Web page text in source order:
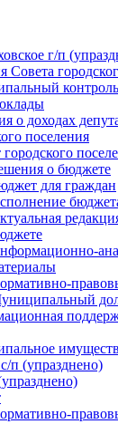
г/п
Совета
контроль
о доходах
поселения
о бюджете
для граждан
п (упразднено)